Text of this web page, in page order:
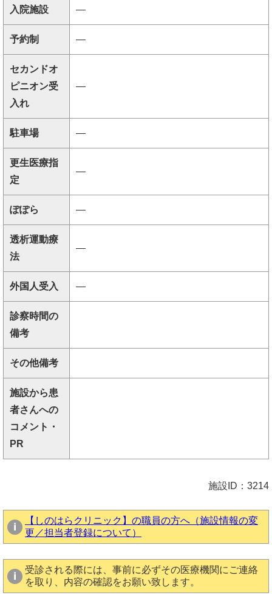
入院施設 ―
予約制 ―
セカンドオ
ピニオン受
入れ
―
駐車場 ―
更生医療指
定
―
ぽぽら ―
透析運動療
法
―
外国人受入 ―
診察時間の
備考
その他備考
施設から患
者さんへの
コメント・
PR
施設ID：3214
【しのはらクリニック】の職員の方へ（施設情報の変
更／担当者登録について）
受診される際には、事前に必ずその医療機関にご連絡
を取り、内容の確認をお願い致します。